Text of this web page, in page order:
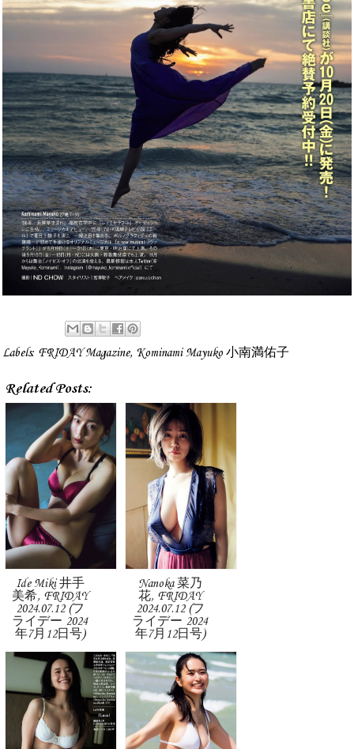
Labels: FRIDAY Magazine, Kominami Mayuko 小南満佑子
Related Posts:
Ide Miki 井手
美希, FRIDAY
2024.07.12 (フ
ライデー 2024
年7月12日号)
Nanoka 菜乃
花, FRIDAY
2024.07.12 (フ
ライデー 2024
年7月12日号)